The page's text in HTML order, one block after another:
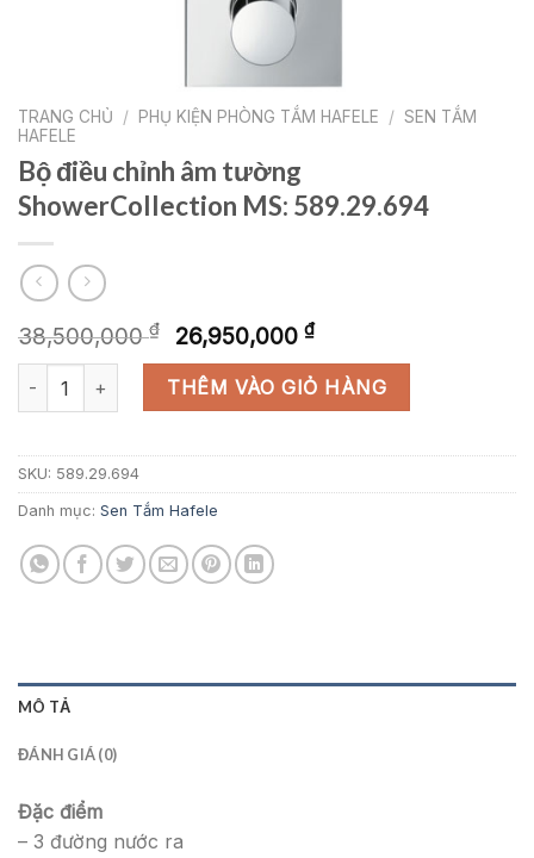
TRANG CHỦ / PHỤ KIỆN PHÒNG TẮM HAFELE / SEN TẮM
HAFELE
Bộ điều chỉnh âm tường
ShowerCollection MS: 589.29.694
38,500,000₫
Giá
gốc
là:
38,500,000 ₫.
26,950,000 ₫Giá
hiện
tại
là:
26,950,000 ₫.
Bộ điều chỉnh âm tường ShowerCollection MS: 589.29.694 số
THÊM VÀO GIỎ HÀNG
SKU: 589.29.694
Danh mục: Sen Tắm Hafele
MÔ TẢ
ĐÁNH GIÁ (0)
Đặc điểm
– 3 đường nước ra